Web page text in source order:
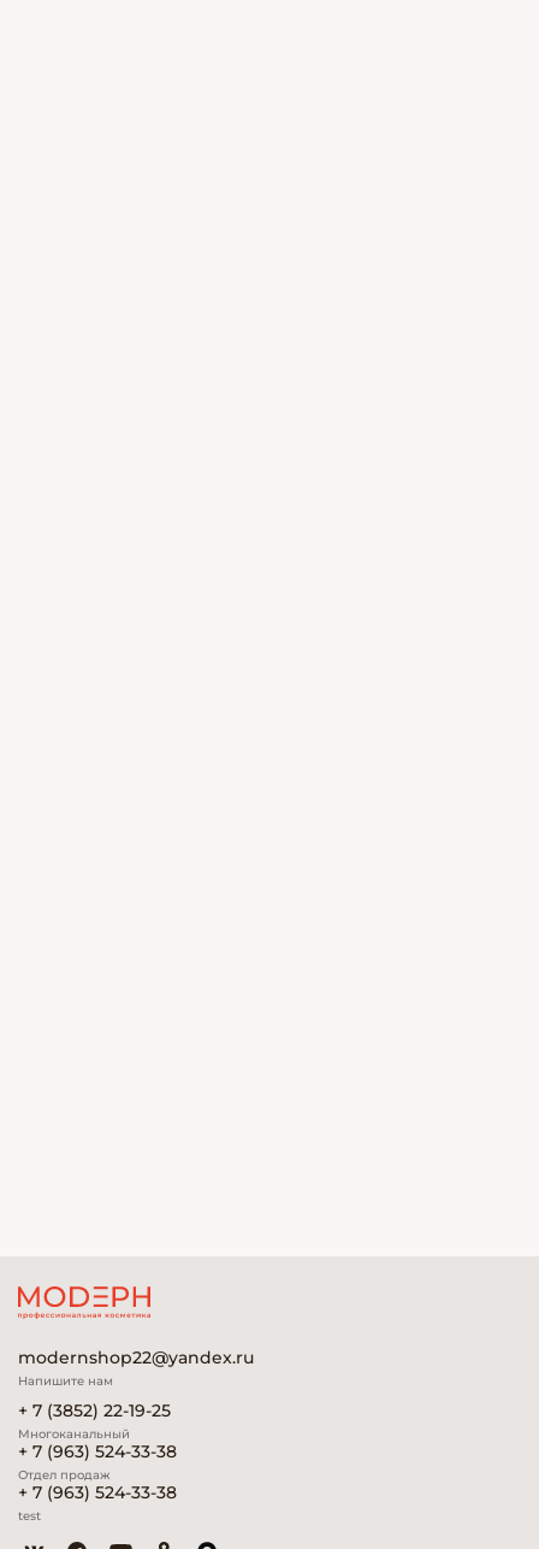
modernshop22@yandex.ru
Напишите нам
+ 7 (3852) 22-19-25
Многоканальный
+ 7 (963) 524-33-38
Отдел продаж
+ 7 (963) 524-33-38
test